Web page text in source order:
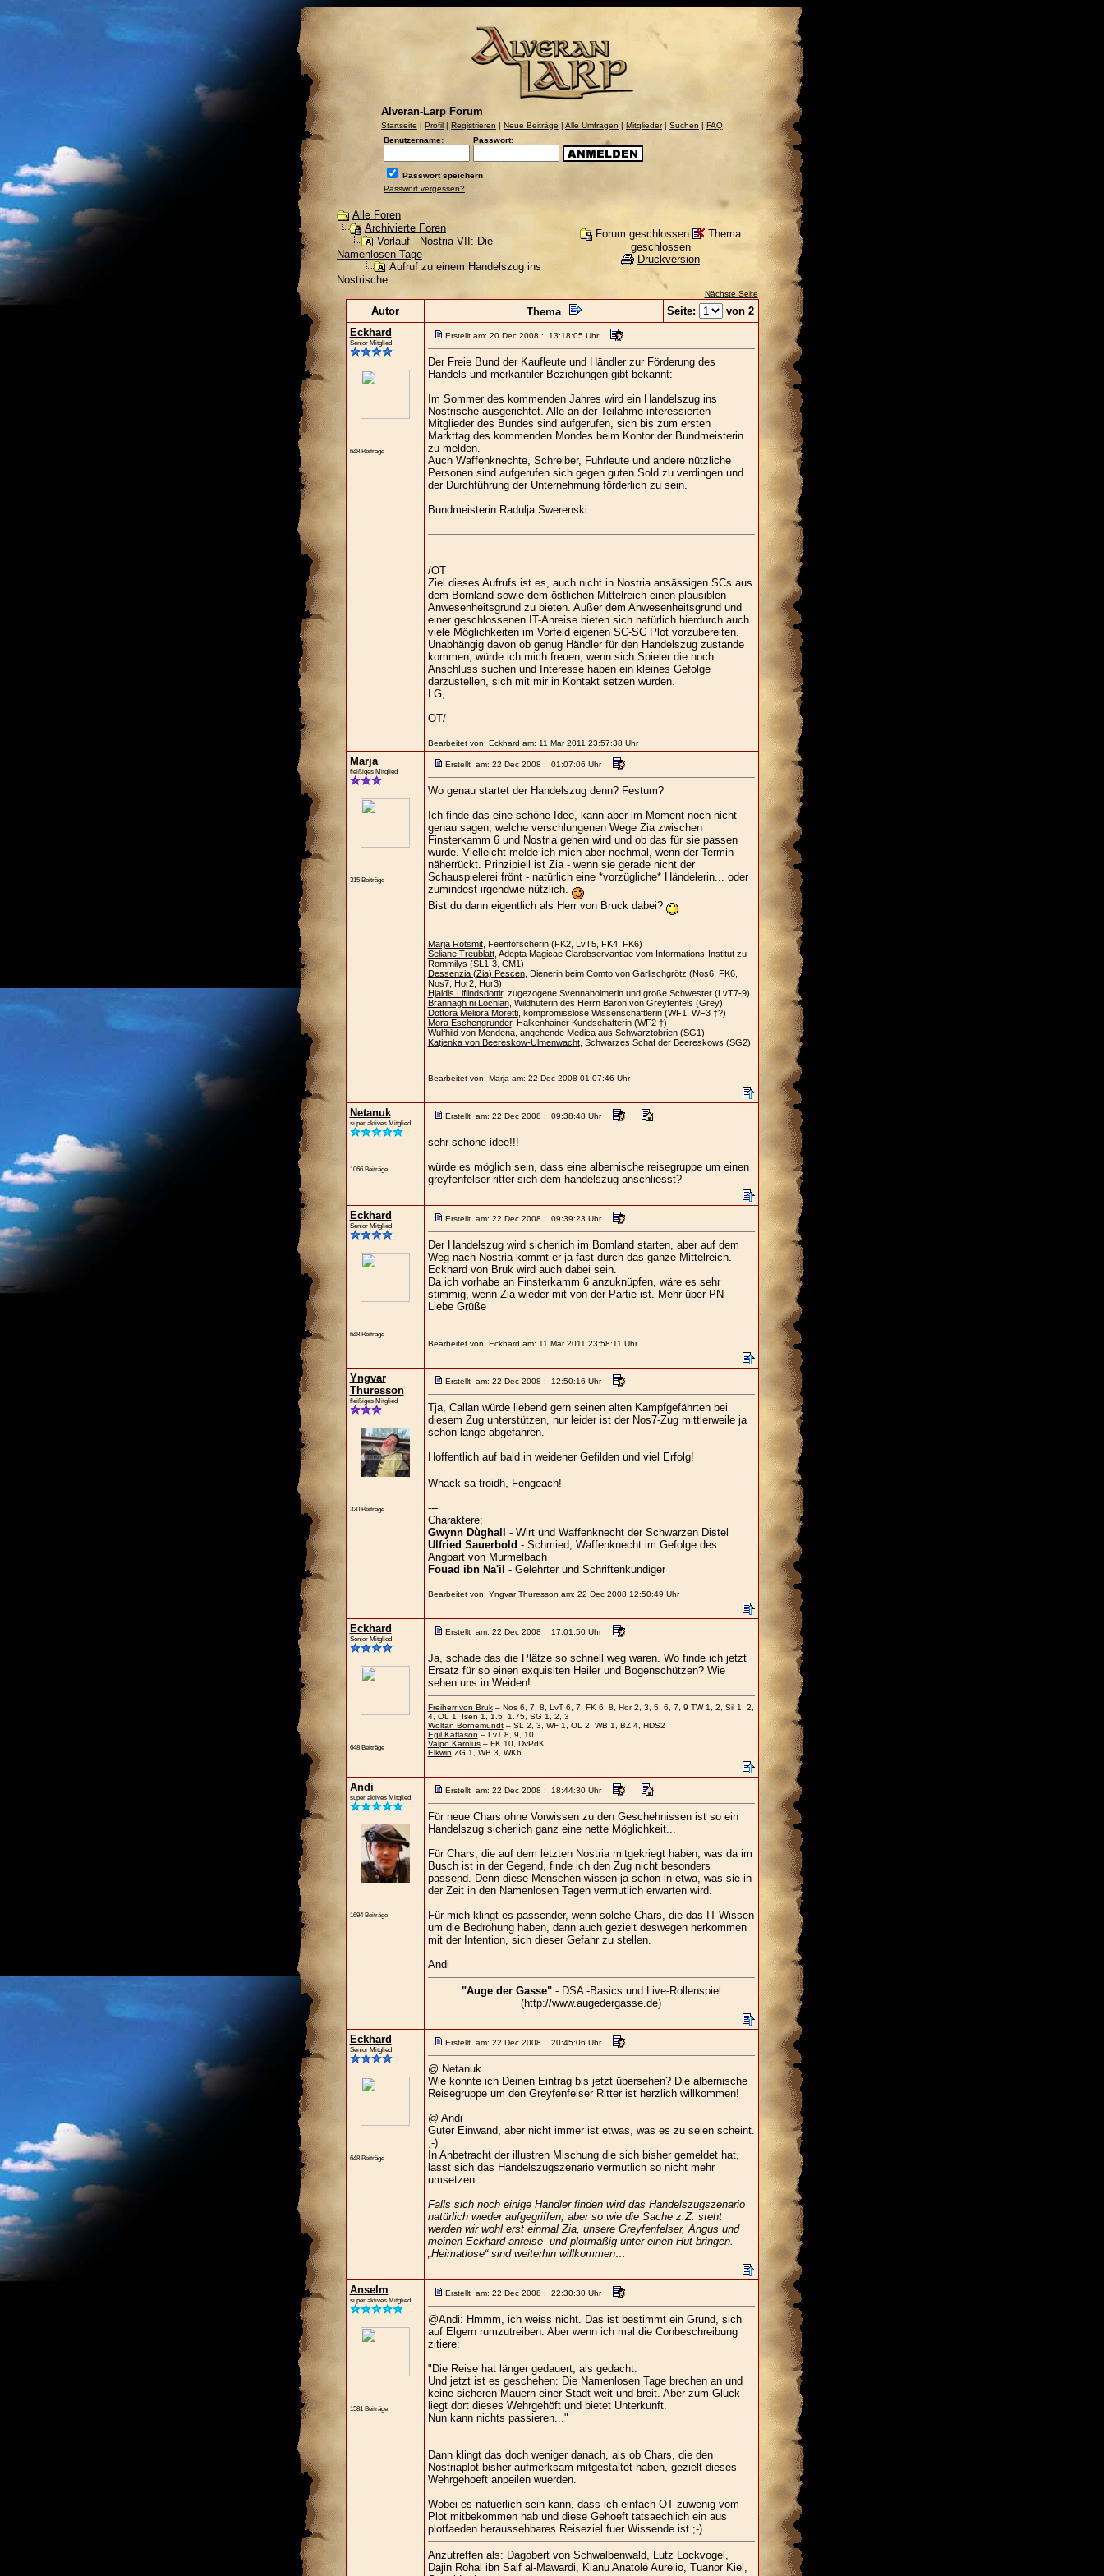
Alveran-Larp Forum
Startseite | Profil | Registrieren | Neue Beiträge | Alle Umfragen | Mitglieder| Suchen | FAQ
Benutzername:
Passwort:
Passwort speichern
Passwort vergessen?
Alle Foren
Archivierte Foren
Vorlauf - Nostria VII: Die
Namenlosen Tage
Aufruf zu einem Handelszug ins
Nostrische
Forum geschlossen
Thema
geschlossen
Druckversion
Nächste Seite
Autor Thema Seite:
von 2
Eckhard
Senior Mitglied
648 Beiträge
Erstellt am: 20 Dec 2008 : 13:18:05 Uhr
Der Freie Bund der Kaufleute und Händler zur Förderung des
Handels und merkantiler Beziehungen gibt bekannt:
Im Sommer des kommenden Jahres wird ein Handelszug ins
Nostrische ausgerichtet. Alle an der Teilahme interessierten
Mitglieder des Bundes sind aufgerufen, sich bis zum ersten
Markttag des kommenden Mondes beim Kontor der Bundmeisterin
zu melden.
Auch Waffenknechte, Schreiber, Fuhrleute und andere nützliche
Personen sind aufgerufen sich gegen guten Sold zu verdingen und
der Durchführung der Unternehmung förderlich zu sein.
Bundmeisterin Radulja Swerenski
/OT
Ziel dieses Aufrufs ist es, auch nicht in Nostria ansässigen SCs aus
dem Bornland sowie dem östlichen Mittelreich einen plausiblen
Anwesenheitsgrund zu bieten. Außer dem Anwesenheitsgrund und
einer geschlossenen IT-Anreise bieten sich natürlich hierdurch auch
viele Möglichkeiten im Vorfeld eigenen SC-SC Plot vorzubereiten.
Unabhängig davon ob genug Händler für den Handelszug zustande
kommen, würde ich mich freuen, wenn sich Spieler die noch
Anschluss suchen und Interesse haben ein kleines Gefolge
darzustellen, sich mit mir in Kontakt setzen würden.
LG,
OT/
Bearbeitet von: Eckhard am: 11 Mar 2011 23:57:38 Uhr
Marja
fleißiges Mitglied
315 Beiträge
Erstellt am: 22 Dec 2008 : 01:07:06 Uhr
Wo genau startet der Handelszug denn? Festum?
Ich finde das eine schöne Idee, kann aber im Moment noch nicht
genau sagen, welche verschlungenen Wege Zia zwischen
Finsterkamm 6 und Nostria gehen wird und ob das für sie passen
würde. Vielleicht melde ich mich aber nochmal, wenn der Termin
näherrückt. Prinzipiell ist Zia - wenn sie gerade nicht der
Schauspielerei frönt - natürlich eine *vorzügliche* Händelerin... oder
zumindest irgendwie nützlich.
Bist du dann eigentlich als Herr von Bruck dabei?
Marja Rotsmit, Feenforscherin (FK2, LvT5, FK4, FK6)
Seliane Treublatt, Adepta Magicae Clarobservantiae vom Informations-Institut zu
Rommilys (SL1-3, CM1)
Dessenzia (Zia) Pescen, Dienerin beim Comto von Garlischgrötz (Nos6, FK6,
Nos7, Hor2, Hor3)
Hjaldis Liflindsdottir, zugezogene Svennaholmerin und große Schwester (LvT7-9)
Brannagh ni Lochlan, Wildhüterin des Herrn Baron von Greyfenfels (Grey)
Dottora Meliora Moretti, kompromisslose Wissenschaftlerin (WF1, WF3 †?)
Mora Eschengrunder, Halkenhainer Kundschafterin (WF2 †)
Wulfhild von Mendena, angehende Medica aus Schwarztobrien (SG1)
Katjenka von Beereskow-Ulmenwacht, Schwarzes Schaf der Beereskows (SG2)
Bearbeitet von: Marja am: 22 Dec 2008 01:07:46 Uhr
Netanuk
super aktives Mitglied
1066 Beiträge
Erstellt am: 22 Dec 2008 : 09:38:48 Uhr
sehr schöne idee!!!
würde es möglich sein, dass eine albernische reisegruppe um einen
greyfenfelser ritter sich dem handelszug anschliesst?
Eckhard
Senior Mitglied
648 Beiträge
Erstellt am: 22 Dec 2008 : 09:39:23 Uhr
Der Handelszug wird sicherlich im Bornland starten, aber auf dem
Weg nach Nostria kommt er ja fast durch das ganze Mittelreich.
Eckhard von Bruk wird auch dabei sein.
Da ich vorhabe an Finsterkamm 6 anzuknüpfen, wäre es sehr
stimmig, wenn Zia wieder mit von der Partie ist. Mehr über PN
Liebe Grüße
Bearbeitet von: Eckhard am: 11 Mar 2011 23:58:11 Uhr
Yngvar
Thuresson
fleißiges Mitglied
320 Beiträge
Erstellt am: 22 Dec 2008 : 12:50:16 Uhr
Tja, Callan würde liebend gern seinen alten Kampfgefährten bei
diesem Zug unterstützen, nur leider ist der Nos7-Zug mittlerweile ja
schon lange abgefahren.
Hoffentlich auf bald in weidener Gefilden und viel Erfolg!
Whack sa troidh, Fengeach!
---
Charaktere:
Gwynn Dùghall
- Wirt und Waffenknecht der Schwarzen Distel
Ulfried Sauerbold - Schmied, Waffenknecht im Gefolge des
Angbart von Murmelbach
Fouad ibn Na'il - Gelehrter und Schriftenkundiger
Bearbeitet von: Yngvar Thuresson am: 22 Dec 2008 12:50:49 Uhr
Eckhard
Senior Mitglied
648 Beiträge
Erstellt am: 22 Dec 2008 : 17:01:50 Uhr
Ja, schade das die Plätze so schnell weg waren. Wo finde ich jetzt
Ersatz für so einen exquisiten Heiler und Bogenschützen? Wie
sehen uns in Weiden!
Freiherr von Bruk– Nos 6, 7, 8, LvT 6, 7, FK 6, 8, Hor 2, 3, 5, 6, 7, 9 TW 1, 2, Sil 1, 2,
4, OL 1, Isen 1, 1.5, 1.75, SG 1, 2, 3
Woltan Bornemundt– SL 2, 3, WF 1, OL 2, WB 1, BZ 4, HDS2
Egil Katlason – LvT 8, 9, 10
Valpo Karolus– FK 10, DvPdK
Elkwin ZG 1, WB 3, WK6
Andi
super aktives Mitglied
1694 Beiträge
Erstellt am: 22 Dec 2008 : 18:44:30 Uhr
Für neue Chars ohne Vorwissen zu den Geschehnissen ist so ein
Handelszug sicherlich ganz eine nette Möglichkeit...
Für Chars, die auf dem letzten Nostria mitgekriegt haben, was da im
Busch ist in der Gegend, finde ich den Zug nicht besonders
passend. Denn diese Menschen wissen ja schon in etwa, was sie in
der Zeit in den Namenlosen Tagen vermutlich erwarten wird.
Für mich klingt es passender, wenn solche Chars, die das IT-Wissen
um die Bedrohung haben, dann auch gezielt deswegen herkommen
mit der Intention, sich dieser Gefahr zu stellen.
Andi
"Auge der Gasse"- DSA -Basics und Live-Rollenspiel
(http://www.augedergasse.de)
Eckhard
Senior Mitglied
648 Beiträge
Erstellt am: 22 Dec 2008 : 20:45:06 Uhr
@ Netanuk
Wie konnte ich Deinen Eintrag bis jetzt übersehen? Die albernische
Reisegruppe um den Greyfenfelser Ritter ist herzlich willkommen!
@ Andi
Guter Einwand, aber nicht immer ist etwas, was es zu seien scheint.
;-)
In Anbetracht der illustren Mischung die sich bisher gemeldet hat,
lässt sich das Handelszugszenario vermutlich so nicht mehr
umsetzen.
Falls sich noch einige Händler finden wird das Handelszugszenario
natürlich wieder aufgegriffen, aber so wie die Sache z.Z. steht
werden wir wohl erst einmal Zia, unsere Greyfenfelser, Angus und
meinen Eckhard anreise- und plotmäßig unter einen Hut bringen.
„Heimatlose“ sind weiterhin willkommen…
Anselm
super aktives Mitglied
1581 Beiträge
Erstellt am: 22 Dec 2008 : 22:30:30 Uhr
@Andi: Hmmm, ich weiss nicht. Das ist bestimmt ein Grund, sich
auf Elgern rumzutreiben. Aber wenn ich mal die Conbeschreibung
zitiere:
"Die Reise hat länger gedauert, als gedacht.
Und jetzt ist es geschehen: Die Namenlosen Tage brechen an und
keine sicheren Mauern einer Stadt weit und breit. Aber zum Glück
liegt dort dieses Wehrgehöft und bietet Unterkunft.
Nun kann nichts passieren..."
Dann klingt das doch weniger danach, als ob Chars, die den
Nostriaplot bisher aufmerksam mitgestaltet haben, gezielt dieses
Wehrgehoeft anpeilen wuerden.
Wobei es natuerlich sein kann, dass ich einfach OT zuwenig vom
Plot mitbekommen hab und diese Gehoeft tatsaechlich ein aus
plotfaeden heraussehbares Reiseziel fuer Wissende ist ;-)
Anzutreffen als: Dagobert von Schwalbenwald, Lutz Lockvogel,
Dajin Rohal ibn Saif al-Mawardi, Kianu Anatolé Aurelio, Tuanor Kiel,